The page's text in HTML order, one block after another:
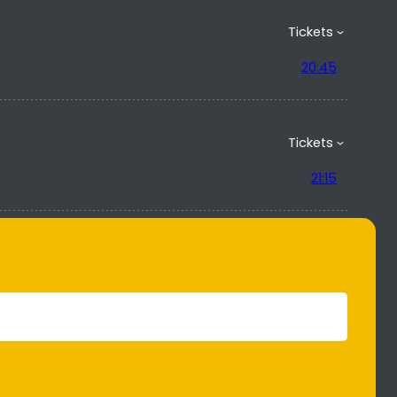
Tickets
20:45
Tickets
21:15